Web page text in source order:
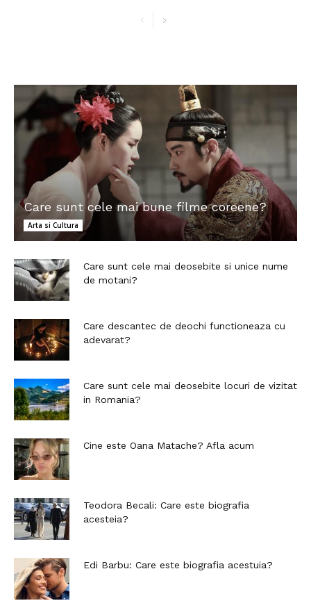
Care sunt cele mai bune filme coreene?
Arta si Cultura
Care sunt cele mai deosebite si unice nume
de motani?
Care descantec de deochi functioneaza cu
adevarat?
Care sunt cele mai deosebite locuri de vizitat
in Romania?
Cine este Oana Matache? Afla acum
Teodora Becali: Care este biografia
acesteia?
Edi Barbu: Care este biografia acestuia?